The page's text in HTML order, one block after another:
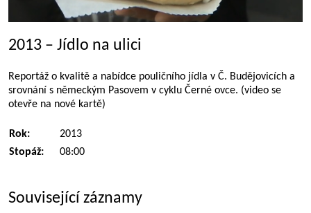
2013 – Jídlo na ulici
Reportáž o kvalitě a nabídce pouličního jídla v Č. Budějovicích a
srovnání s německým Pasovem v cyklu Černé ovce. (video se
otevře na nové kartě)
Rok:
2013
Stopáž:
08:00
Související záznamy